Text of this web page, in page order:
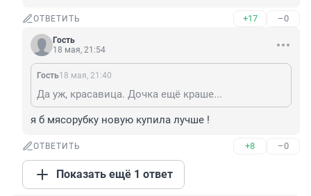
ОТВЕТИТЬ +17 –0
Гость
18 мая, 21:54
Гость18 мая, 21:40
Да уж, красавица. Дочка ещё краше...
я б мясорубку новую купила лучше !
ОТВЕТИТЬ +8 –0
Показать ещё 1 ответ